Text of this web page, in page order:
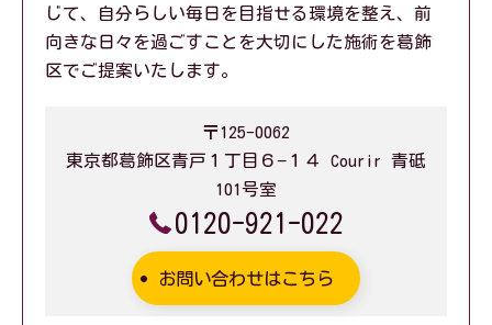
じて、自分らしい毎日を目指せる環境を整え、前
向きな日々を過ごすことを大切にした施術を葛飾
区でご提案いたします。
〒125-0062
東京都葛飾区青戸１丁目６−１４ Courir 青砥
101号室
0120-921-022
お問い合わせはこちら